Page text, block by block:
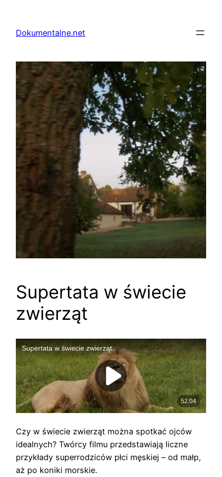
treściDokumentalne.net
Supertata w świecie
zwierząt
Czy w świecie zwierząt można spotkać ojców
idealnych? Twórcy filmu przedstawiają liczne
przykłady superrodziców płci męskiej – od małp,
aż po koniki morskie.